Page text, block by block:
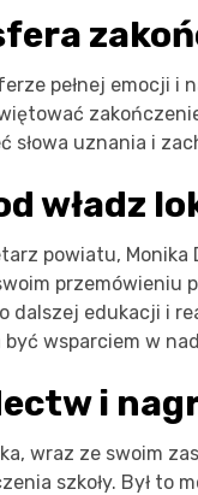
pełnej emocji i
słowa uznania i
władz
powiatu, Monika
edukacji i
wsparciem w
i
wraz ze swoim
szkoły. Był to